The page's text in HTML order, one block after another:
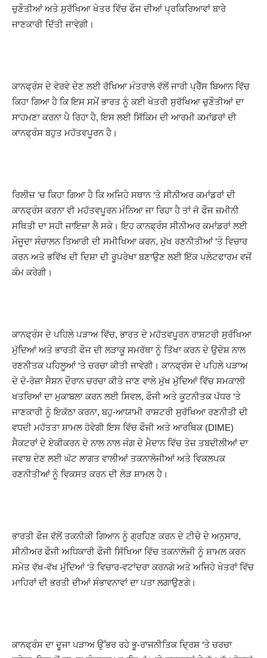
ਚੁਣੌਤੀਆਂ ਅਤੇ ਸੁਰੱਖਿਆ ਖੇਤਰ ਵਿੱਚ ਫੌਜ ਦੀਆਂ ਪ੍ਰਕਿਰਿਆਵਾਂ ਬਾਰੇ
ਜਾਣਕਾਰੀ ਦਿੱਤੀ ਜਾਵੇਗੀ।
ਕਾਨਫ੍ਰੰਸ ਦੇ ਵੇਰਵੇ ਦੇਣ ਲਈ ਰੱਖਿਆ ਮੰਤਰਾਲੇ ਵੱਲੋਂ ਜਾਰੀ ਪ੍ਰੈੱਸ ਬਿਆਨ ਵਿੱਚ
ਕਿਹਾ ਗਿਆ ਹੈ ਕਿ ਇਸ ਸਮੇਂ ਭਾਰਤ ਨੂੰ ਕਈ ਖੇਤਰੀ ਸੁਰੱਖਿਆ ਚੁਣੌਤੀਆਂ ਦਾ
ਸਾਹਮਣਾ ਕਰਨਾ ਪੈ ਰਿਹਾ ਹੈ, ਇਸ ਲਈ ਸਿੱਕਿਮ ਦੀ ਆਰਮੀ ਕਮਾਂਡਰਾਂ ਦੀ
ਕਾਨਫ੍ਰੰਸ ਬਹੁਤ ਮਹੱਤਵਪੂਰਨ ਹੈ।
ਰਿਲੀਜ਼ ‘ਚ ਕਿਹਾ ਗਿਆ ਹੈ ਕਿ ਅਜਿਹੇ ਸਥਾਨ ‘ਤੇ ਸੀਨੀਅਰ ਕਮਾਂਡਰਾਂ ਦੀ
ਕਾਨਫ੍ਰੰਸ ਕਰਨਾ ਵੀ ਮਹੱਤਵਪੂਰਨ ਮੰਨਿਆ ਜਾ ਰਿਹਾ ਹੈ ਤਾਂ ਜੋ ਫੌਜ ਜ਼ਮੀਨੀ
ਸਥਿਤੀ ਦਾ ਸਹੀ ਜਾਇਜ਼ਾ ਲੈ ਸਕੇ। ਇਹ ਕਾਨਫ੍ਰੰਸ ਸੀਨੀਅਰ ਕਮਾਂਡਰਾਂ ਲਈ
ਮੌਜੂਦਾ ਸੰਚਾਲਨ ਤਿਆਰੀ ਦੀ ਸਮੀਖਿਆ ਕਰਨ, ਮੁੱਖ ਰਣਨੀਤੀਆਂ ‘ਤੇ ਵਿਚਾਰ
ਕਰਨ ਅਤੇ ਭਵਿੱਖ ਦੀ ਦਿਸ਼ਾ ਦੀ ਰੂਪਰੇਖਾ ਬਣਾਉਣ ਲਈ ਇੱਕ ਪਲੇਟਫਾਰਮ ਵਜੋਂ
ਕੰਮ ਕਰੇਗੀ।
ਕਾਨਫ੍ਰੰਸ ਦੇ ਪਹਿਲੇ ਪੜਾਅ ਵਿੱਚ, ਭਾਰਤ ਦੇ ਮਹੱਤਵਪੂਰਨ ਰਾਸ਼ਟਰੀ ਸੁਰੱਖਿਆ
ਮੁੱਦਿਆਂ ਅਤੇ ਭਾਰਤੀ ਫੌਜ ਦੀ ਲੜਾਕੂ ਸਮਰੱਥਾ ਨੂੰ ਤਿੱਖਾ ਕਰਨ ਦੇ ਉਦੇਸ਼ ਨਾਲ
ਰਣਨੀਤਕ ਪਹਿਲੂਆਂ ‘ਤੇ ਚਰਚਾ ਕੀਤੀ ਜਾਵੇਗੀ। ਕਾਨਫ੍ਰੰਸ ਦੇ ਪਹਿਲੇ ਪੜਾਅ
ਦੇ ਦੋ-ਰੋਜ਼ਾ ਸੈਸ਼ਨ ਦੌਰਾਨ ਚਰਚਾ ਕੀਤੇ ਜਾਣ ਵਾਲੇ ਮੁੱਖ ਮੁੱਦਿਆਂ ਵਿੱਚ ਸਮਕਾਲੀ
ਖਤਰਿਆਂ ਦਾ ਮੁਕਾਬਲਾ ਕਰਨ ਲਈ ਸਿਵਲ, ਫੌਜੀ ਅਤੇ ਕੂਟਨੀਤਕ ਪੱਧਰ ‘ਤੇ
ਜਾਣਕਾਰੀ ਨੂੰ ਇਕੱਠਾ ਕਰਨਾ, ਬਹੁ-ਆਯਾਮੀ ਰਾਸ਼ਟਰੀ ਸੁਰੱਖਿਆ ਰਣਨੀਤੀ ਦੀ
ਵਧਦੀ ਮਹੱਤਤਾ ਸ਼ਾਮਲ ਹੋਵੇਗੀ ਇਸ ਵਿੱਚ ਫੌਜੀ ਅਤੇ ਆਰਥਿਕ (DIME)
ਸੈਕਟਰਾਂ ਦੇ ਏਕੀਕਰਨ ਦੇ ਨਾਲ ਨਾਲ ਜੰਗ ਦੇ ਮੈਦਾਨ ਵਿੱਚ ਤੇਜ਼ ਤਬਦੀਲੀਆਂ ਦਾ
ਜਵਾਬ ਦੇਣ ਲਈ ਘੱਟ ਲਾਗਤ ਵਾਲੀਆਂ ਤਕਨਾਲੋਜੀਆਂ ਅਤੇ ਵਿਕਲਪਕ
ਰਣਨੀਤੀਆਂ ਨੂੰ ਵਿਕਸਤ ਕਰਨ ਦੀ ਲੋੜ ਸ਼ਾਮਲ ਹੈ।
ਭਾਰਤੀ ਫੌਜ ਵੱਲੋਂ ਤਕਨੀਕੀ ਗਿਆਨ ਨੂੰ ਗ੍ਰਹਿਣ ਕਰਨ ਦੇ ਟੀਚੇ ਦੇ ਅਨੁਸਾਰ,
ਸੀਨੀਅਰ ਫੌਜੀ ਅਧਿਕਾਰੀ ਫੌਜੀ ਸਿੱਖਿਆ ਵਿੱਚ ਤਕਨਾਲੋਜੀ ਨੂੰ ਸ਼ਾਮਲ ਕਰਨ
ਸਮੇਤ ਵੱਖ-ਵੱਖ ਮੁੱਦਿਆਂ ‘ਤੇ ਵਿਚਾਰ-ਵਟਾਂਦਰਾ ਕਰਨਗੇ ਅਤੇ ਅਜਿਹੇ ਖੇਤਰਾਂ ਵਿੱਚ
ਮਾਹਿਰਾਂ ਦੀ ਭਰਤੀ ਦੀਆਂ ਸੰਭਾਵਨਾਵਾਂ ਦਾ ਪਤਾ ਲਗਾਉਣਗੇ।
ਕਾਨਫ੍ਰੰਸ ਦਾ ਦੂਜਾ ਪੜਾਅ ਉੱਭਰ ਰਹੇ ਭੂ-ਰਾਜਨੀਤਿਕ ਦ੍ਰਿਸ਼ ‘ਤੇ ਚਰਚਾ